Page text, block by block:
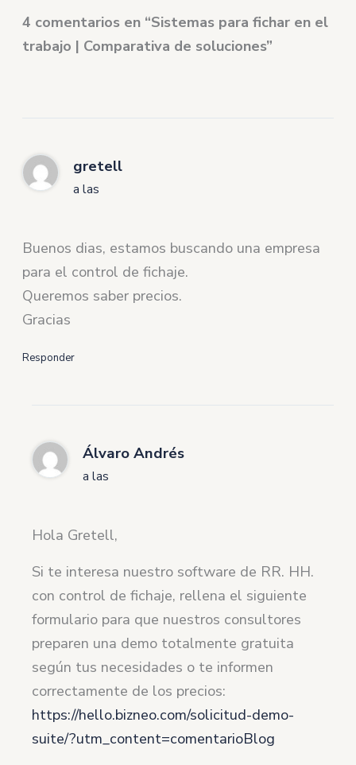
4 comentarios en “Sistemas para fichar en el
trabajo | Comparativa de soluciones”
gretell
a las
Buenos dias, estamos buscando una empresa
para el control de fichaje.
Queremos saber precios.
Gracias
Responder
Álvaro Andrés
a las
Hola Gretell,
Si te interesa nuestro software de RR. HH.
con control de fichaje, rellena el siguiente
formulario para que nuestros consultores
preparen una demo totalmente gratuita
según tus necesidades o te informen
correctamente de los precios:
https://hello.bizneo.com/solicitud-demo-
suite/?utm_content=comentarioBlog